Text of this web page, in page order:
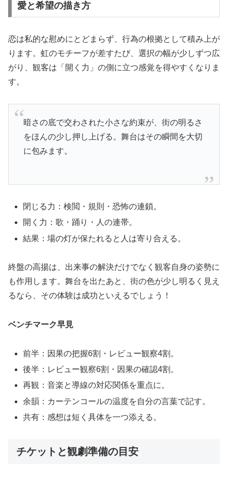
愛と希望の描き方
恋は私的な慰めにとどまらず、行為の根拠として積み上が
ります。虹のモチーフが差すたび、選択の幅が少しずつ広
がり、観客は「開く力」の側に立つ感覚を得やすくなりま
す。
暗さの底で交わされた小さな約束が、街の明るさ
をほんの少し押し上げる。舞台はその瞬間を大切
に包みます。
閉じる力：検閲・規則・恐怖の連鎖。
開く力：歌・踊り・人の連帯。
結果：場の灯が保たれると人は寄り合える。
終盤の高揚は、出来事の解決だけでなく観客自身の姿勢に
も作用します。舞台を出たあと、街の色が少し明るく見え
るなら、その体験は成功といえるでしょう！
ベンチマーク早見
前半：因果の把握6割・レビュー観察4割。
後半：レビュー観察6割・因果の確認4割。
再観：音楽と導線の対応関係を重点に。
余韻：カーテンコールの温度を自分の言葉で記す。
共有：感想は短く具体を一つ添える。
チケットと観劇準備の目安